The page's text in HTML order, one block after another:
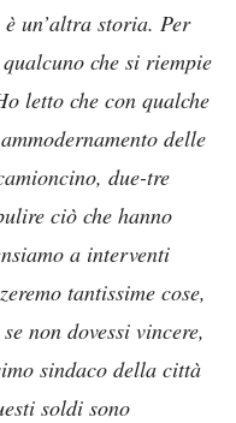
un’altra storia. Per
che si riempie
letto che con qualche
delle
due-tre
ciò che hanno
a interventi
tantissime cose,
non dovessi vincere,
sindaco della città
soldi sono